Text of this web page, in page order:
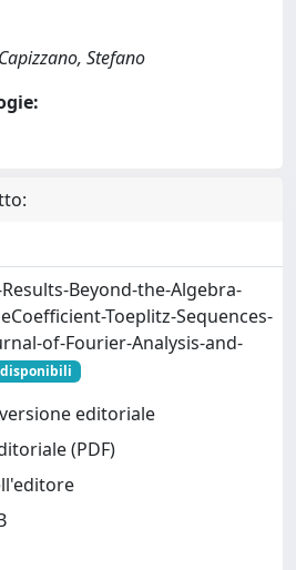
Stefano
Beyond-the-Algebra-
Toeplitz-Sequences-
of-Fourier-Analysis-and-
editoriale
(PDF)